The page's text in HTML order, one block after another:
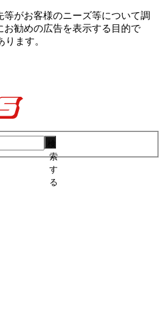
がお客様のニーズ等について調
勧めの広告を表⽰する⽬的で
ます。
索
す
る